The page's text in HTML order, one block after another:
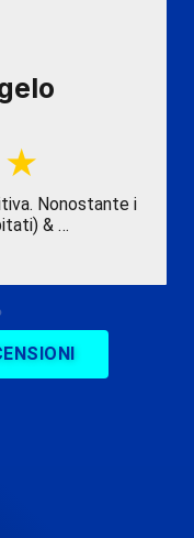
Nonostante i
& …